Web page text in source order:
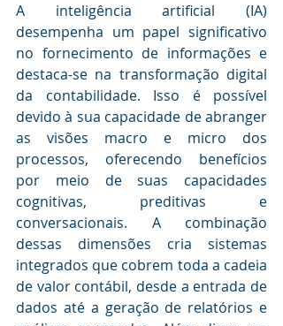
A inteligência artificial (IA)
desempenha um papel significativo
no fornecimento de informações e
destaca-se na transformação digital
da contabilidade. Isso é possível
devido à sua capacidade de abranger
as visões macro e micro dos
processos, oferecendo benefícios
por meio de suas capacidades
cognitivas, preditivas e
conversacionais. A combinação
dessas dimensões cria sistemas
integrados que cobrem toda a cadeia
de valor contábil, desde a entrada de
dados até a geração de relatórios e